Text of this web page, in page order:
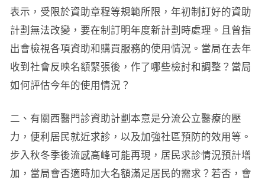
表示，受限於資助章程等規範所限，年初制訂好的資助
計劃無法改變，要在制訂明年度新計劃時處理。且曾指
出會檢視各項資助和購買服務的使用情況。當局在去年
收到社會反映名額緊張後，作了哪些檢討和調整？當局
如何評估今年的使用情況？
二、有關西醫門診資助計劃本意是分流公立醫療的壓
力，便利居民就近求診，以及加強社區預防的效用等。
步入秋冬季後流感高峰可能再現，居民求診情況預計增
加，當局會否適時加大名額滿足居民的需求？若否，會